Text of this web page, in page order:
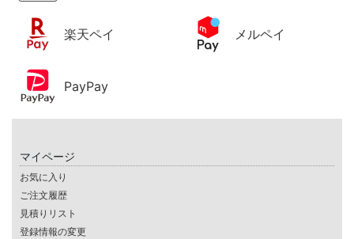
楽天ペイ メルペイ
PayPay
マイページ
お気に入り
ご注文履歴
見積りリスト
登録情報の変更